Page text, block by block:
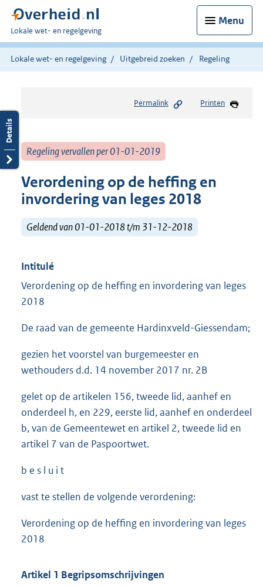
Menu
U
bent
hier:
Lokale wet- en regelgeving
Lokale wet- en regelgeving Uitgebreid zoeken Regeling
Permalink Printen
Regeling vervallen per 01-01-2019
Verordening op de heffing en
invordering van leges 2018
Geldend van 01-01-2018 t/m 31-12-2018
Intitulé
Verordening op de heffing en invordering van leges
2018
De raad van de gemeente Hardinxveld-Giessendam;
gezien het voorstel van burgemeester en
wethouders d.d. 14 november 2017 nr. 2B
gelet op de artikelen 156, tweede lid, aanhef en
onderdeel h, en 229, eerste lid, aanhef en onderdeel
b, van de Gemeentewet en artikel 2, tweede lid en
artikel 7 van de Paspoortwet.
b e s l u i t
vast te stellen de volgende verordening:
Verordening op de heffing en invordering van leges
2018
Artikel 1 Begripsomschrijvingen